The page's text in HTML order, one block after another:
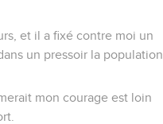
et il a fixé contre moi un
un pressoir la population
mon courage est loin